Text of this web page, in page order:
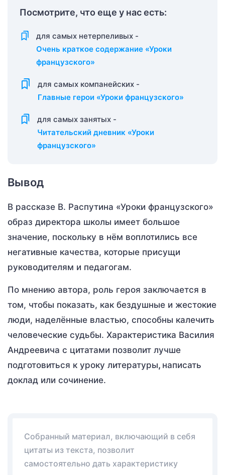
Посмотрите, что еще у нас есть:
для самых нетерпеливых -
Очень краткое содержание «Уроки
французского»
для самых компанейских -
Главные герои «Уроки французского»
для самых занятых -
Читательский дневник «Уроки
французского»
Вывод
В рассказе В. Распутина «Уроки французского»
образ директора школы имеет большое
значение, поскольку в нём воплотились все
негативные качества, которые присущи
руководителям и педагогам.
По мнению автора, роль героя заключается в
том, чтобы показать, как бездушные и жестокие
люди, наделённые властью, способны калечить
человеческие судьбы. Характеристика Василия
Андреевича с цитатами позволит лучше
подготовиться к уроку литературы, написать
доклад или сочинение.
Собранный материал, включающий в себя
цитаты из текста, позволит
самостоятельно дать характеристику